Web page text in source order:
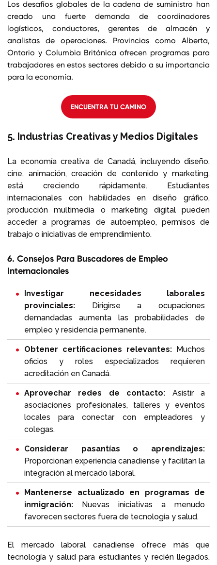
Los desafíos globales de la cadena de suministro han
creado una fuerte demanda de coordinadores
logísticos, conductores, gerentes de almacén y
analistas de operaciones. Provincias como Alberta,
Ontario y Columbia Británica ofrecen programas para
trabajadores en estos sectores debido a su importancia
para la economía.
ENCUENTRA TU CAMINO
5. Industrias Creativas y Medios Digitales
La economía creativa de Canadá, incluyendo diseño,
cine, animación, creación de contenido y marketing,
está creciendo rápidamente. Estudiantes
internacionales con habilidades en diseño gráfico,
producción multimedia o marketing digital pueden
acceder a programas de autoempleo, permisos de
trabajo o iniciativas de emprendimiento.
6. Consejos Para Buscadores de Empleo
Internacionales
Investigar necesidades laborales
provinciales: Dirigirse a ocupaciones
demandadas aumenta las probabilidades de
empleo y residencia permanente.
Obtener certificaciones relevantes: Muchos
oficios y roles especializados requieren
acreditación en Canadá.
Aprovechar redes de contacto: Asistir a
asociaciones profesionales, talleres y eventos
locales para conectar con empleadores y
colegas.
Considerar pasantías o aprendizajes:
Proporcionan experiencia canadiense y facilitan la
integración al mercado laboral.
Mantenerse actualizado en programas de
inmigración: Nuevas iniciativas a menudo
favorecen sectores fuera de tecnología y salud.
El mercado laboral canadiense ofrece más que
tecnología y salud para estudiantes y recién llegados.